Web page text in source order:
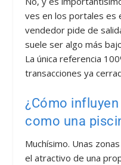
ves en los portales es
vendedor pide de
suele ser algo más
La única referencia
transacciones ya
¿Cómo
como una
Muchísimo. Unas
el atractivo de una